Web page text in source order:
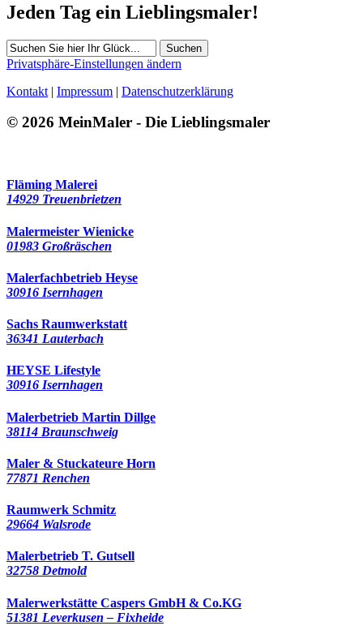
Jeden Tag ein Lieblingsmaler!
Suchen
Privatsphäre-Einstellungen ändern
Kontakt | Impressum | Datenschutzerklärung
© 2026 MeinMaler - Die Lieblingsmaler
Fläming Malerei
14929 Treuenbrietzen
Malermeister Wienicke
01983 Großräschen
Malerfachbetrieb Heyse
30916 Isernhagen
Sachs Raumwerkstatt
36341 Lauterbach
HEYSE Lifestyle
30916 Isernhagen
Malerbetrieb Martin Dillge
38114 Braunschweig
Maler & Stuckateure Horn
77871 Renchen
Raumwerk Schmitz
29664 Walsrode
Malerbetrieb T. Gutsell
32758 Detmold
Malerwerkstätte Caspers GmbH & Co.KG
51381 Leverkusen – Fixheide